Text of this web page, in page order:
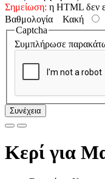
Σημείωση: η HTML δεν
Βαθμολογία Κακή
Captcha
Συμπλήρωσε
Συνέχεια
Κερί για